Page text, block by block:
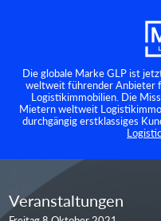
Die globale Marke GLP ist
weltweit führender Anbieter
Logistikimmobilien. Die
Mietern weltweit
durchgängig erstklassiges
Veranstaltungen